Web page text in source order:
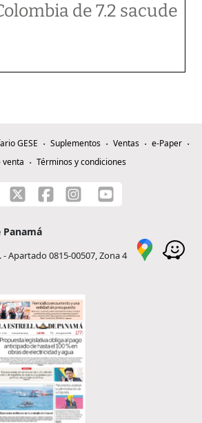
de 7.2 sacude
GESE Suplementos Ventas
e-Paper
venta
Términos y condiciones
Panamá
Apartado 0815-00507, Zona 4